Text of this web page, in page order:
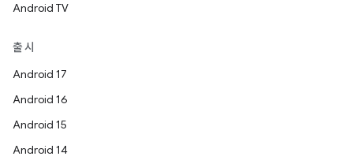
Android TV
출시
Android 17
Android 16
Android 15
Android 14